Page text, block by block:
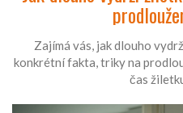
Zajímá vás, jak dlouho
konkrétní fakta, triky na
čas